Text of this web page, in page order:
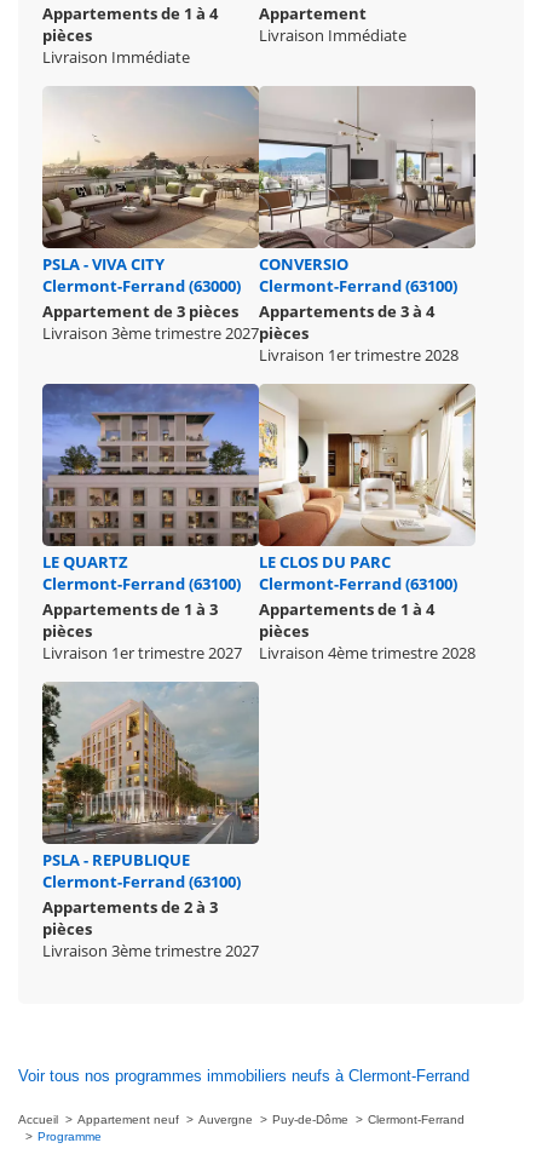
Appartements de 1 à 4
pièces
Livraison Immédiate
Appartement
Livraison Immédiate
PSLA - VIVA CITY
Clermont-Ferrand (63000)
Appartement de 3 pièces
Livraison 3ème trimestre 2027
CONVERSIO
Clermont-Ferrand (63100)
Appartements de 3 à 4
pièces
Livraison 1er trimestre 2028
LE QUARTZ
Clermont-Ferrand (63100)
Appartements de 1 à 3
pièces
Livraison 1er trimestre 2027
LE CLOS DU PARC
Clermont-Ferrand (63100)
Appartements de 1 à 4
pièces
Livraison 4ème trimestre 2028
PSLA - REPUBLIQUE
Clermont-Ferrand (63100)
Appartements de 2 à 3
pièces
Livraison 3ème trimestre 2027
Voir tous nos programmes immobiliers neufs à Clermont-Ferrand
Accueil Appartement neuf Auvergne Puy-de-Dôme
Clermont-Ferrand
Programme